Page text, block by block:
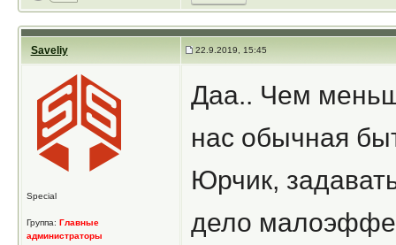
Saveliy 22.9.2019, 15:45
Special
Группа: Главные
администраторы
Даа.. Чем
нас обычная
Юрчик,
дело